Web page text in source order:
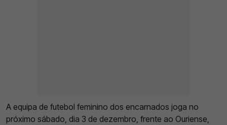
A equipa de futebol feminino dos encarnados joga no
próximo sábado, dia 3 de dezembro, frente ao Ouriense,